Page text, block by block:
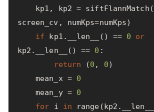
kp1 , kp2 = siftFlannMatch (
screen_cv , numKps=numKps)
if
kp1 . __len__ () == 0
or
kp2 . __len__ () == 0 :
return
(0 , 0)
mean_x = 0
mean_y = 0
for
i in range (kp2 . __len__